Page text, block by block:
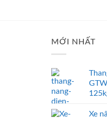
MỚI NHẤT
Xe